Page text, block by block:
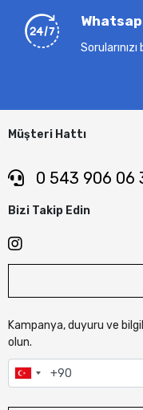
Müşteri Hattı
0 543 906 06
Bizi Takip Edin
Kampanya, duyuru ve
olun.